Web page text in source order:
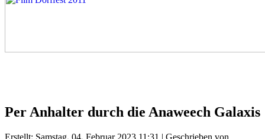
Per Anhalter durch die Anaweech Galaxis
Erstellt: Samstag, 04. Februar 2023 11:31 | Geschrieben von